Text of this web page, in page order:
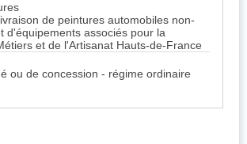
de peintures automobiles non-
d'équipements associés pour la
et de l'Artisanat Hauts-de-France
ou de concession - régime ordinaire